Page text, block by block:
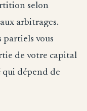
selon
arbitrages.
partiels vous
de votre capital
qui dépend de